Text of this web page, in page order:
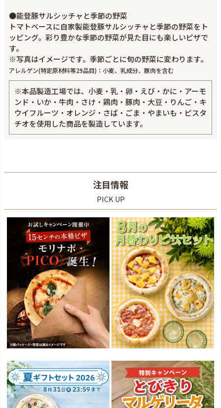
●能登豚サルシッチャと季節の野菜
トマトベースに自家製能登豚サルシッチャと季節の野菜をト
ッピング。彩り豊かな季節の野菜が見た目にも楽しいピザで
す。
※写真はイメージです。季節ごとに旬の野菜に変わります。
アレルゲン(特定原材料等29品目)：小麦、乳成分、豚肉を含む
※本品製造工場では、小麦・乳・卵・えび・かに・アーモ
ンド・いか・牛肉・さけ・鶏肉・豚肉・大豆・りんご・キ
ウイフルーツ・オレンジ・さば・ごま・やまいも・ピスタ
チオを使用した商品を製造しています。
注目情報
PICK UP